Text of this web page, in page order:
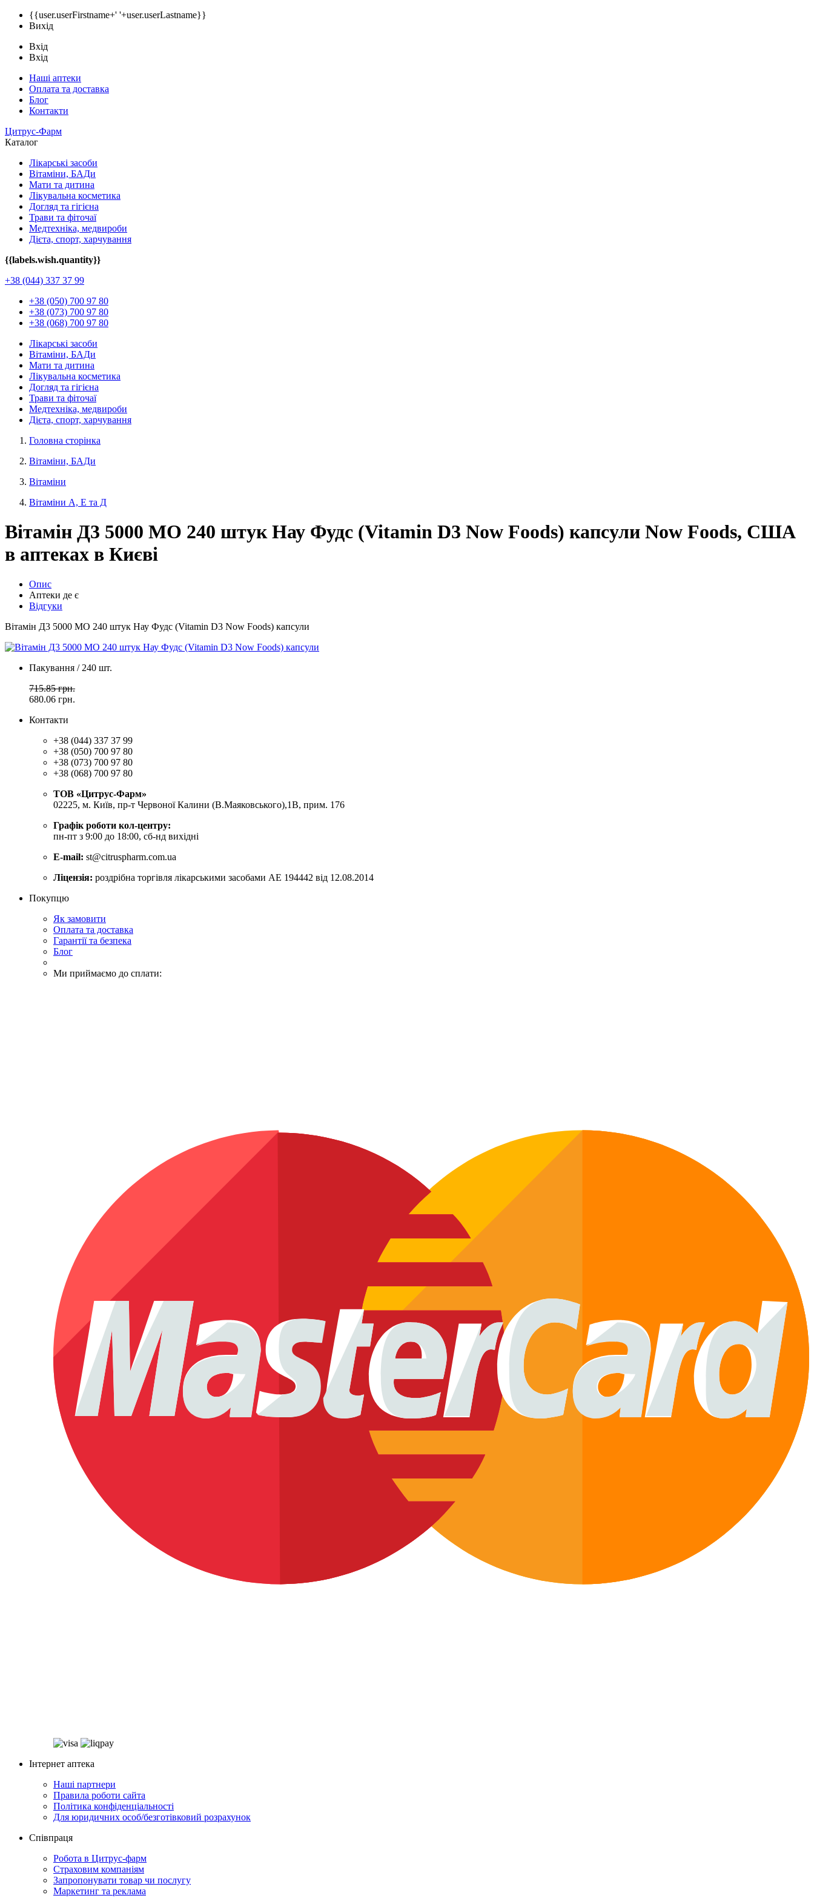
{{user.userFirstname+' '+user.userLastname}}
Вихід
Вхід
Вхід
Наші аптеки
Оплата та доставка
Блог
Контакти
Цитрус-Фарм
Каталог
Лікарські засоби
Вітаміни, БАДи
Мати та дитина
Лікувальна косметика
Догляд та гігієна
Трави та фіточаї
Медтехніка, медвироби
Дієта, спорт, харчування
{{labels.wish.quantity}}
+38 (044) 337 37 99
+38 (050) 700 97 80
+38 (073) 700 97 80
+38 (068) 700 97 80
Лікарські засоби
Вітаміни, БАДи
Мати та дитина
Лікувальна косметика
Догляд та гігієна
Трави та фіточаї
Медтехніка, медвироби
Дієта, спорт, харчування
Головна сторінка
Вітаміни, БАДи
Вітаміни
Вітаміни А, Е та Д
Вітамін Д3 5000 МО 240 штук Нау Фудс (Vitamin D3 Now Foods) капсули Now Foods, США
в аптеках в Києві
Опис
Аптеки де є
Відгуки
Вітамін Д3 5000 МО 240 штук Нау Фудс (Vitamin D3 Now Foods) капсули
Пакування / 240 шт.
715.85 грн.
680.06 грн.
Контакти
+38 (044) 337 37 99
+38 (050) 700 97 80
+38 (073) 700 97 80
+38 (068) 700 97 80
ТОВ «Цитрус-Фарм»
02225, м. Київ, пр-т Червоної Калини (В.Маяковського),1В, прим. 176
Графік роботи кол-центру:
пн-пт з 9:00 до 18:00, сб-нд вихідні
E-mail: st@citruspharm.com.ua
Ліцензія: роздрібна торгівля лікарськими засобами АЕ 194442 від 12.08.2014
Покупцю
Як замовити
Оплата та доставка
Гарантії та безпека
Блог
Ми приймаємо до сплати:
Інтернет аптека
Наші партнери
Правила роботи сайта
Політика конфіденціальності
Для юридичних особ/безготівковий розрахунок
Співпраця
Робота в Цитрус-фарм
Страховим компаніям
Запропонувати товар чи послугу
Маркетинг та реклама